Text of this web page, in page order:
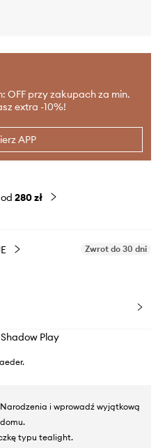
OFF przy zakupach za min.
extra -10%!
APP
280 zł
Zwrot do 30 dni
Play
i wprowadź wyjątkową
typu tealight.